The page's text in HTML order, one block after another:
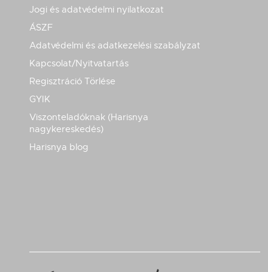
Jogi és adatvédelmi nyilatkozat
ÁSZF
Adatvédelmi és adatkezelési szabályzat
Kapcsolat/Nyitvatartás
Regisztráció Törlése
GYIK
Viszonteladóknak (Harisnya
nagykereskedés)
Harisnya blog